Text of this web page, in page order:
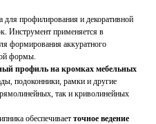
для профилирования и декоративной
Инструмент применяется в
формирования аккуратного
формы.
профиль на кромках мебельных
подоконники, рамки и другие
так и криволинейных
обеспечивает точное ведение